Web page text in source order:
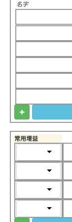
名字
常用增益